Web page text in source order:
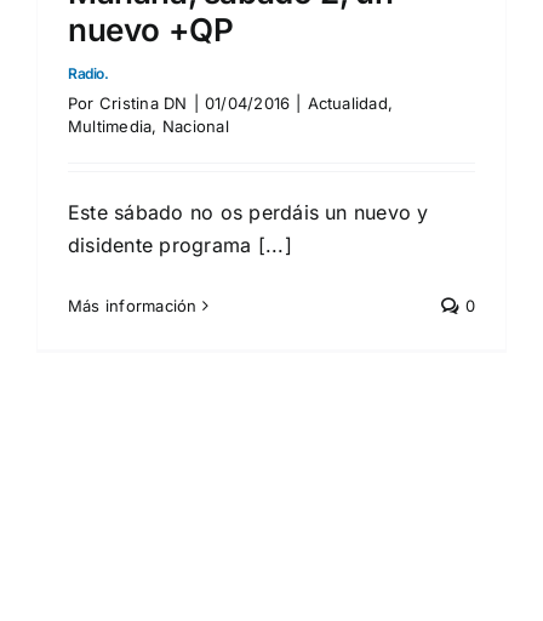
nuevo +QP
Radio.
Por Cristina DN 01/04/2016 Actualidad,
Multimedia, Nacional
Este sábado no os perdáis un nuevo y
disidente programa [...]
Más información 0